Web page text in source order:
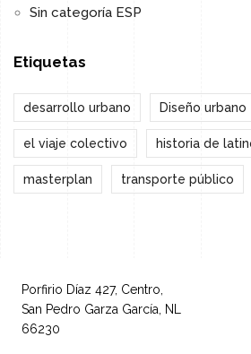
Sin categoría ESP
Etiquetas
desarrollo urbano Diseño urbano
el viaje colectivo historia de
masterplan transporte público
Porfirio Díaz 427, Centro,
San Pedro Garza García, NL
66230